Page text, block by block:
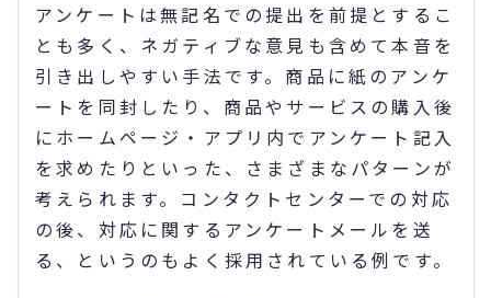
アンケートは無記名での提出を前提とするこ
とも多く、ネガティブな意見も含めて本音を
引き出しやすい手法です。商品に紙のアンケ
ートを同封したり、商品やサービスの購入後
にホームページ・アプリ内でアンケート記入
を求めたりといった、さまざまなパターンが
考えられます。コンタクトセンターでの対応
の後、対応に関するアンケートメールを送
る、というのもよく採用されている例です。